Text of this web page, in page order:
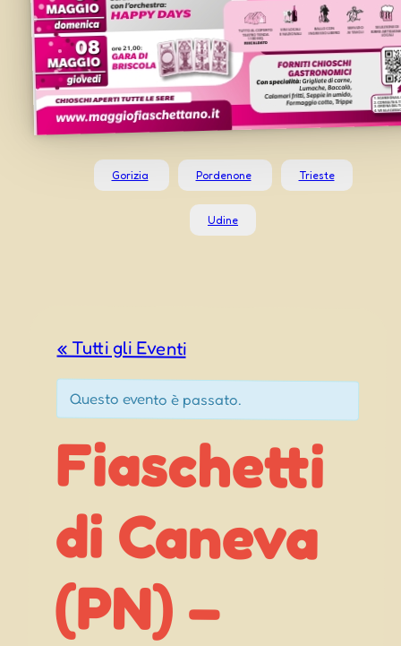
Gorizia Pordenone Trieste
Udine
« Tutti gli Eventi
Questo evento è passato.
Fiaschetti
di Caneva
(PN) –